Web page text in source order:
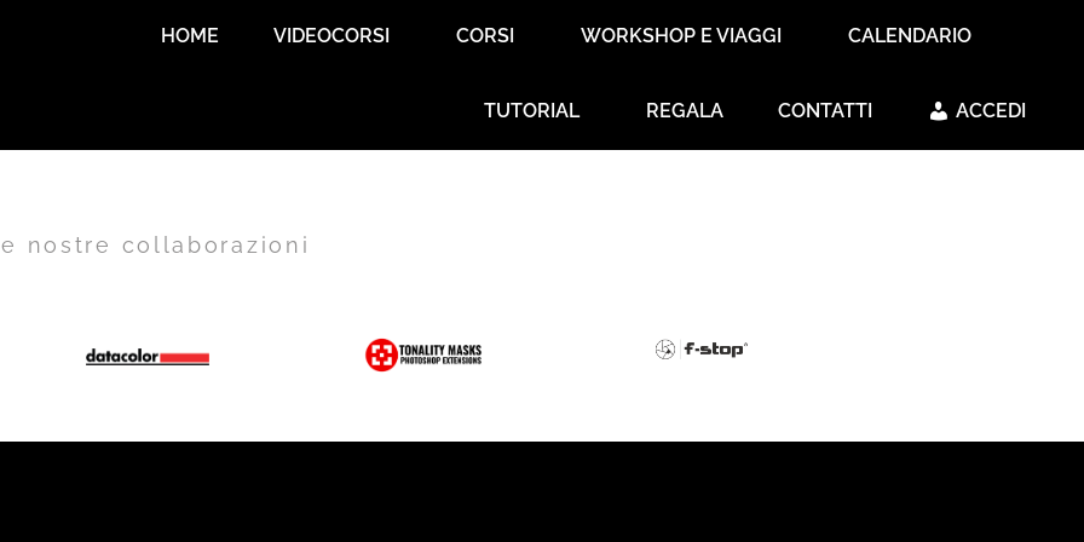
HOME VIDEOCORSI CORSI WORKSHOP E VIAGGI CALENDARIO
TUTORIAL REGALA CONTATTI ACCEDI
nostre collaborazioni